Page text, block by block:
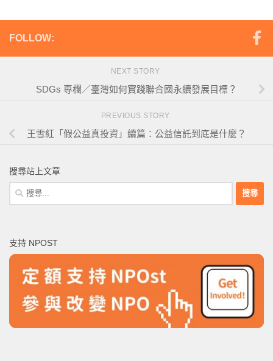
FOLLOW:
NEXT STORY
SDGs 專欄／臺灣如何實踐聯合國永續發展目標？
PREVIOUS STORY
王雪紅「假公益真投資」續篇：公益信託到底是什麼？
搜尋站上文章
搜
尋
字:
支持 NPOST